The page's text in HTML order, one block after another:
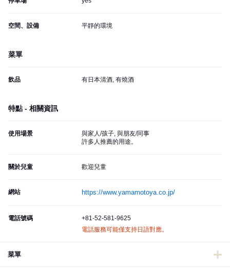
空間、設備 平靜的環境
菜單
飲品 有日本清酒, 有燒酒
特點 - 相關資訊
使用場景
與家人/孩子, 與朋友/同事
許多人推薦的用途。
關於兒童 歡迎兒童
網站 https://www.yamamotoya.co.jp/
電話號碼
+81-52-581-9625
電話服務可能僅支持日語對應。
菜單